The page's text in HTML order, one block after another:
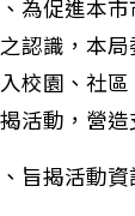
為促進本
認識，本
校園、社
活動，營
旨揭活動資